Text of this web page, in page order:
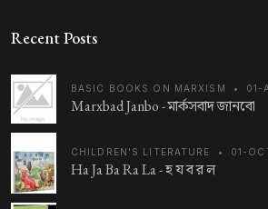
Recent Posts
BASIC BOOKS ON MARXISM • 01-
Marxbad Janbo -মার্কসবাদ জানবো
CHILDREN'S LITERATURE • 01-
Ha Ja Ba Ra La -হ য ব র ল